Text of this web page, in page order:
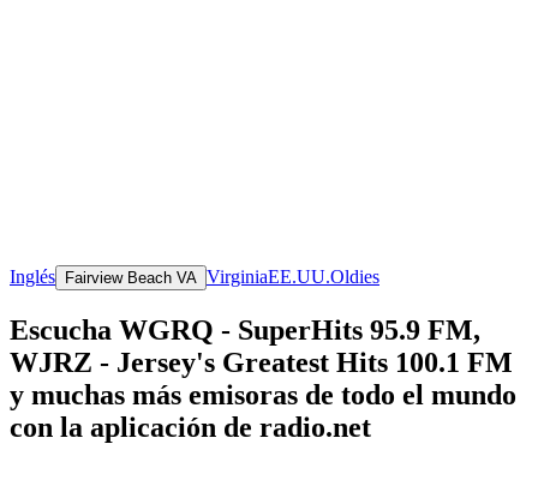
Inglés Fairview Beach VA VirginiaEE.UU.Oldies
Escucha WGRQ - SuperHits 95.9 FM,
WJRZ - Jersey's Greatest Hits 100.1 FM
y muchas más emisoras de todo el mundo
con la aplicación de radio.net